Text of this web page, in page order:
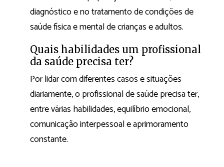
diagnóstico e no tratamento de condições de
saúde física e mental de crianças e adultos.
Quais habilidades um profissional
da saúde precisa ter?
Por lidar com diferentes casos e situações
diariamente, o profissional de saúde precisa ter,
entre várias habilidades, equilíbrio emocional,
comunicação interpessoal e aprimoramento
constante.